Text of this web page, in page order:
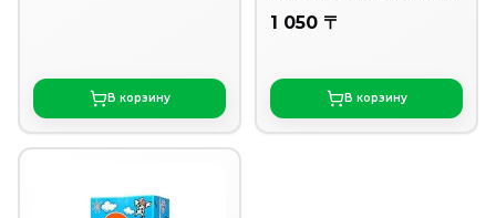
В корзину
1 050 〒
В корзину